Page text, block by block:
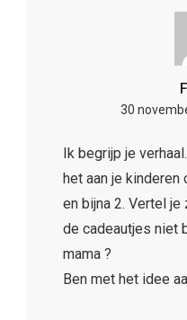
30
Ik begrijp je
het aan je kinderen
en bijna 2. Vertel
de cadeautjes niet
mama ?
Ben met het idee